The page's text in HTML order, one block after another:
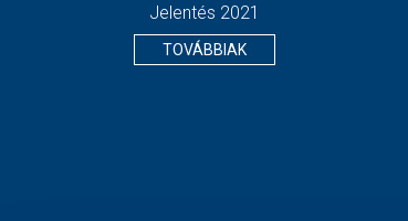
Jelentés 2021
TOVÁBBIAK